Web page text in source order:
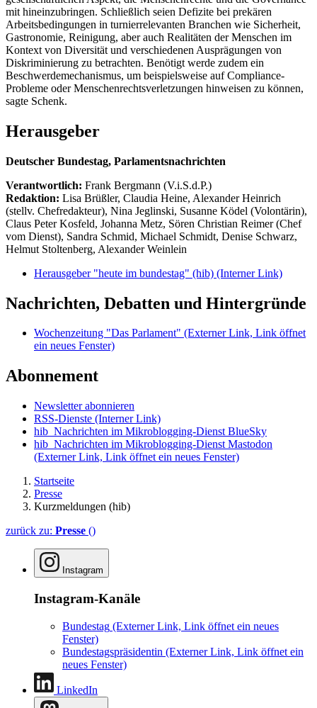
mit hineinzubringen. Schließlich seien Defizite bei prekären
Arbeitsbedingungen in turnierrelevanten Branchen wie Sicherheit,
Gastronomie, Reinigung, aber auch Realitäten der Menschen im
Kontext von Diversität und verschiedenen Ausprägungen von
Diskriminierung zu betrachten. Benötigt werde zudem ein
Beschwerdemechanismus, um beispielsweise auf Compliance-
Probleme oder Menschenrechtsverletzungen hinweisen zu können,
sagte Schenk.
Herausgeber
Deutscher Bundestag, Parlamentsnachrichten
Verantwortlich: Frank Bergmann (V.i.S.d.P.)
Redaktion: Lisa Brüßler, Claudia Heine, Alexander Heinrich
(stellv. Chefredakteur), Nina Jeglinski, Susanne Ködel (Volontärin),
Claus Peter Kosfeld, Johanna Metz, Sören Christian Reimer (Chef
vom Dienst), Sandra Schmid, Michael Schmidt, Denise Schwarz,
Helmut Stoltenberg, Alexander Weinlein
Herausgeber "heute im bundestag" (hib) (Interner Link)
Nachrichten, Debatten und Hintergründe
Wochenzeitung "Das Parlament" (Externer Link, Link öffnet
ein neues Fenster)
Abonnement
Newsletter abonnieren
RSS-Dienste (Interner Link)
hib_Nachrichten im Mikroblogging-Dienst BlueSky
hib_Nachrichten im Mikroblogging-Dienst Mastodon
(Externer Link, Link öffnet ein neues Fenster)
Startseite
Presse
Kurzmeldungen (hib)
zurück zu: Presse ()
Instagram
Instagram-Kanäle
Bundestag (Externer Link, Link öffnet ein neues
Fenster)
Bundestagspräsidentin (Externer Link, Link öffnet ein
neues Fenster)
LinkedIn